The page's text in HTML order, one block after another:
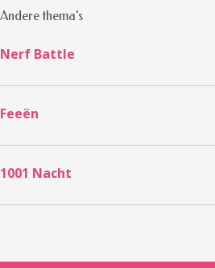
Andere thema's
Nerf Battle
Feeën
1001 Nacht